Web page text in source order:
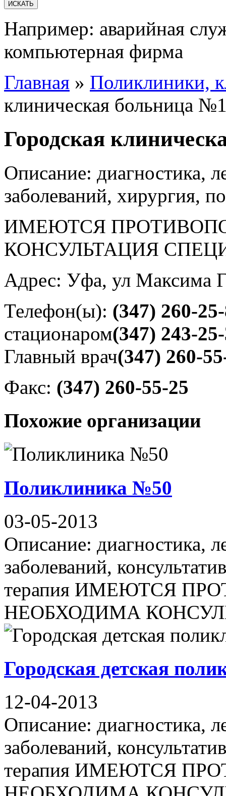
Например: аварийная
компьютерная фирма
Главная » Поликлиники,
клиническая больница
Городская
Описание: диагностика,
заболеваний, хирургия,
ИМЕЮТСЯ
КОНСУЛЬТАЦИЯ
Адрес: Уфа, ул Максима
Телефон(ы): (347) 260-
стационаром(347) 243-
Главный врач(347) 260-
Факс: (347) 260-55-25
Похожие организации
Поликлиника №50
03-05-2013
Описание: диагностика,
заболеваний,
терапия ИМЕЮТСЯ
НЕОБХОДИМА
Городская детская
12-04-2013
Описание: диагностика,
заболеваний,
терапия ИМЕЮТСЯ